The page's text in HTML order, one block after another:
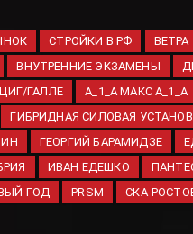
СТРОЙКИ В РФ
ВЕТРА
ВНУТРЕННИЕ ЭКЗАМЕНЫ
ГАЛЛЕ
A_1_A МАКС A_1_A
ГИБРИДНАЯ СИЛОВАЯ
ГЕОРГИЙ БАРАМИДЗЕ
ИВАН ЕДЕШКО
ГОД PRSM СКА-